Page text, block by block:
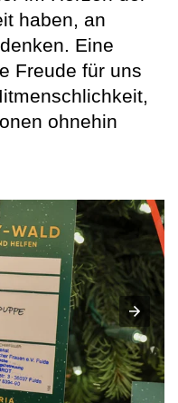
haben, an
Eine
Freude für uns
ohnehin